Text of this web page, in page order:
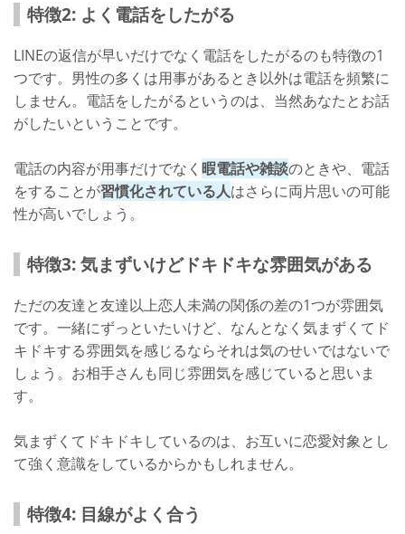
特徴2: よく電話をしたがる
LINEの返信が早いだけでなく電話をしたがるのも特徴の1
つです。男性の多くは用事があるとき以外は電話を頻繁に
しません。電話をしたがるというのは、当然あなたとお話
がしたいということです。
電話の内容が用事だけでなく 暇電話や雑談のときや、電話
をすることが習慣化されている人はさらに両片思いの可能
性が高いでしょう。
特徴3: 気まずいけどドキドキな雰囲気がある
ただの友達と友達以上恋人未満の関係の差の1つが雰囲気
です。一緒にずっといたいけど、なんとなく気まずくてド
キドキする雰囲気を感じるならそれは気のせいではないで
しょう。お相手さんも同じ雰囲気を感じていると思いま
す。
気まずくてドキドキしているのは、お互いに恋愛対象とし
て強く意識をしているからかもしれません。
特徴4: 目線がよく合う